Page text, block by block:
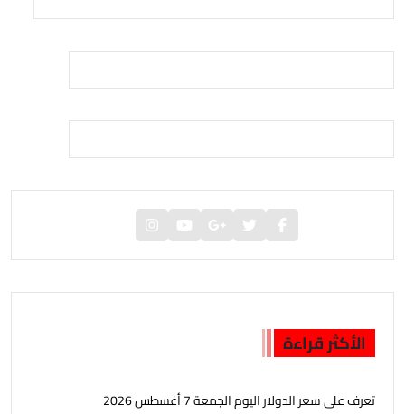
الأكثر قراءة
تعرف على سعر الدولار اليوم الجمعة 7 أغسطس 2026